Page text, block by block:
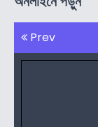
Prev